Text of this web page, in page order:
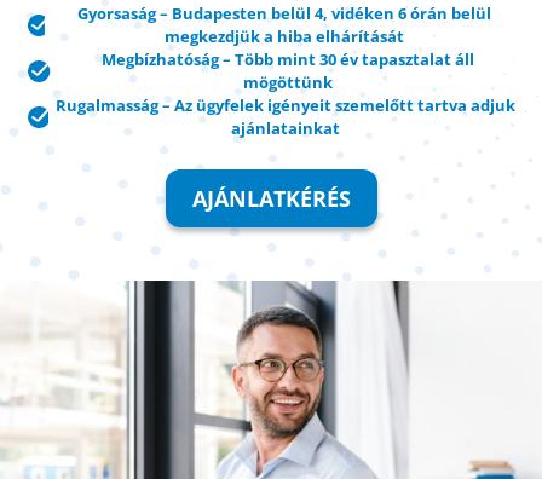
Gyorsaság – Budapesten belül 4, vidéken 6 órán belül
megkezdjük a hiba elhárítását
Megbízhatóság – Több mint 30 év tapasztalat áll
mögöttünk
Rugalmasság – Az ügyfelek igényeit szemelőtt tartva adjuk
ajánlatainkat
AJÁNLATKÉRÉS